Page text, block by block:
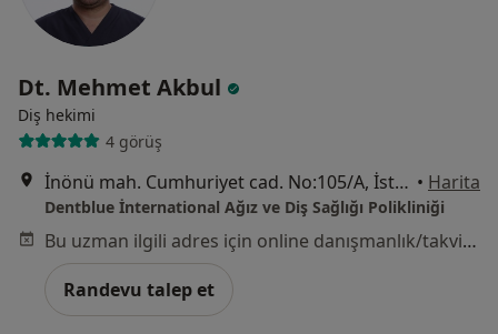
Dt. Mehmet Akbul
Diş hekimi
4 görüş
İnönü mah. Cumhuriyet cad. No:105/A, İstanbul • Harita
Dentblue İnternational Ağız ve Diş Sağlığı Polikliniği
Bu uzman ilgili adres için online danışmanlık/takvim sunmuyor.
Randevu talep et